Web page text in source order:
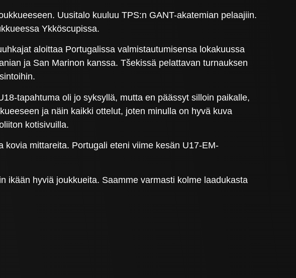
Uusitalo kuuluu TPS:n GANT-akatemian pelaajiin.
Ykköscupissa.
aloittaa Portugalissa valmistautumisensa lokakuussa
ja San Marinon kanssa. Tšekissä pelattavan turnauksen
tapahtuma oli jo syksyllä, mutta en päässyt silloin paikalle,
ja näin kaikki ottelut, joten minulla on hyvä kuva
kotisivuilla.
mittareita. Portugali eteni viime kesän U17-EM-
ikään hyviä joukkueita. Saamme varmasti kolme laadukasta